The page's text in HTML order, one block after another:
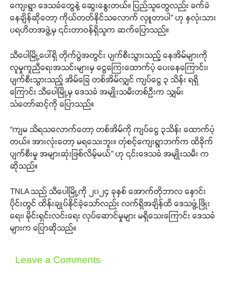
ကျေးရွာ ဒေသခံတွေနဲ့ ဆွေးနွေးတယ်။ ပြည်သူတွေလည်း ခက်ခဲ
နေချိန်ဆိုတော့ ကိုယ်တတ်နိုင်သလောက် လှူတာပါ” ဟု နှလုံးသား
ပရဟိတအဖွဲ့မှ ၎င်းတာဝန်ရှိသူက ဆက်ပြောသည်။
သီပေါမြို့ပေါ်ရှိ တိုက်ပွဲအတွင်း ပျက်စီးသွားသည့် နေအိမ်များကို
လူမှုကူညီရေးအသင်းများမှ ငွေကြေးထောက်ပံ့ ပေးနေကြောင်း၊
ပျက်စီးသွားသည့် အိမ်ခြေ တစ်အိမ်လျှင် ကျပ်ငွေ ၃ သိန်း ရရှိ
ကြောင်း သီပေါမြို့မှ ဒေသခံ အမျိုးသမီးတစ်ဉီးက သျှမ်း
သံတော်ဆင့်ကို ပြောသည်။
“ကျမ သိရသလောက်တော့ တစ်အိမ်ကို ကျပ်ငွေ ၃သိန်း ထောက်ပံ့
တယ်။ အားလုံးတော့ မရသေးဘူး။ တုံစင့်ကျေးရွာဘက်က ထိခိုက်
ပျက်စီးမှု အများဆုံးဖြစ်လိမ့်မယ်” ဟု ၎င်းဒေသခံ အမျိုးသမီး က
ဆိုသည်။
TNLA သည် သီပေါမြို့ကို ၂၀၂၄ ခုနှစ် အောက်တိုဘာလ နှောင်း
ပိုင်းတွင် ထိန်းချုပ်နိုင်ခဲ့သော်လည်း လက်ရှိအချိန်ထိ ဒေသဖွံ့ဖြိုး
ရေး၊ မိုင်းရှင်းလင်းရေး လုပ်ဆောင်မှုများ မရှိသေးကြောင်း ဒေသခံ
များက ပြောဆိုသည်။
Leave a Comments